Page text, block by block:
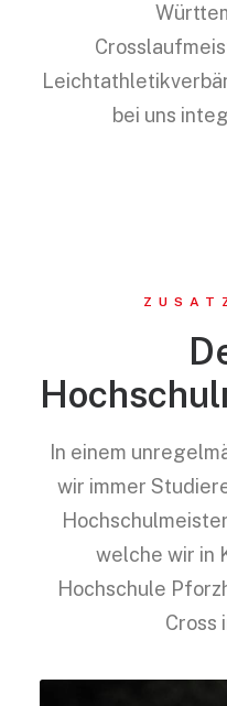
bei uns
In einem
wir immer
welche wir in
Hochschule
Cross